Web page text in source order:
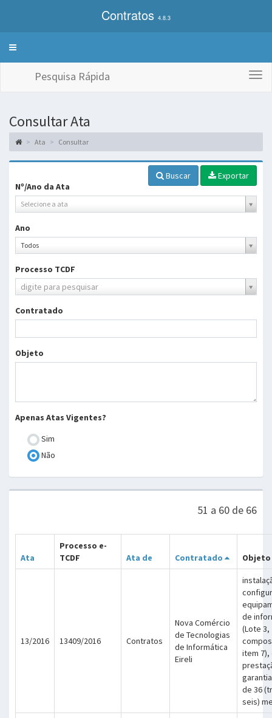
Contratos 4.8.3
Alterna
Pesquisa Rápida
Consultar Ata
Ata Consultar
Buscar
Exportar
Nº/Ano da Ata
Selecione a ata
Ano
Todos
Ano
Processo TCDF
digite para pesquisar
Processo
TCDF
Contratado
Objeto
Apenas Atas Vigentes?
Sim
Não
51 a 60 de 66
Ata
Processo e-
TCDF
Ata de Contratado Objeto
13/2016 13409/2016 Contratos
Nova Comércio
de Tecnologias
de Informática
Eireli
de
(Lote 3,
item 7),
de 36
seis)